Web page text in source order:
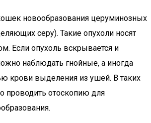
новообразования церуминозных
серу). Такие опухоли носят
Если опухоль вскрывается и
наблюдать гнойные, а иногда
крови выделения из ушей. В таких
проводить отоскопию для